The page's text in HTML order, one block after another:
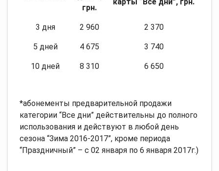
грн.
3 дня 2 960 2 370
5 дней 4 675 3 740
10 дней 8 310 6 650
*абонементы предварительной продажи
категории “Все дни” действительны до полного
использования и действуют в любой день
сезона “Зима 2016-2017”, кроме периода
“Праздничный” – с 02 января по 6 января 2017г.)